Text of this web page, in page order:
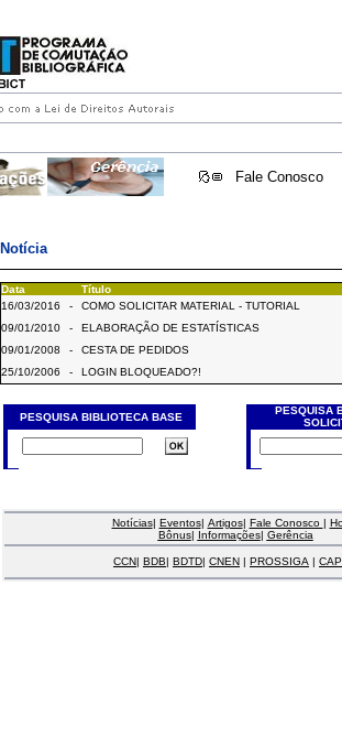
Fale Conosco
Notícia
Data
Título
16/03/2016
-
COMO SOLICITAR MATERIAL - TUTORIAL
09/01/2010
-
ELABORAÇÃO DE ESTATÍSTICAS
09/01/2008
-
CESTA DE PEDIDOS
25/10/2006
- LOGIN BLOQUEADO?!
PESQUISA BIBLIOTECA BASE
PESQUISA
Notícias| Eventos| Artigos| Fale Conosco |
Bônus| Informações| Gerência
CCN| BDB| BDTD| CNEN | PROSSIGA |